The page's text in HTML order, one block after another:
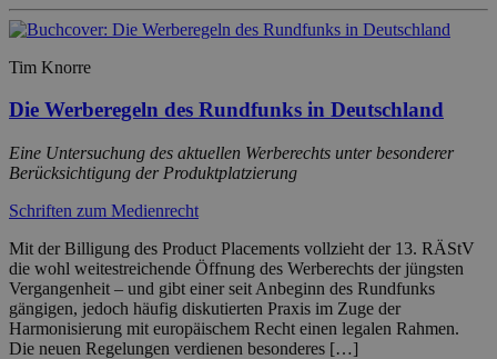
Tim Knorre
Die Werberegeln des Rundfunks in Deutschland
Eine Untersuchung des aktuellen Werberechts unter besonderer
Berücksichtigung der Produktplatzierung
Schriften zum Medienrecht
Mit der Billigung des Product Placements vollzieht der 13. RÄStV
die wohl weitestreichende Öffnung des Werberechts der jüngsten
Vergangenheit – und gibt einer seit Anbeginn des Rundfunks
gängigen, jedoch häufig diskutierten Praxis im Zuge der
Harmonisierung mit europäischem Recht einen legalen Rahmen.
Die neuen Regelungen verdienen besonderes […]